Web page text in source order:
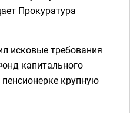
Прокуратура
исковые требования
капитального
крупную